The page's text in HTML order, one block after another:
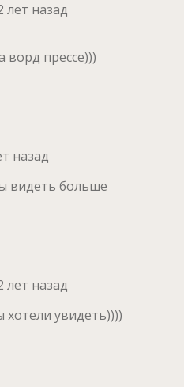
лет назад
ворд прессе)))
назад
видеть больше
лет назад
увидеть))))